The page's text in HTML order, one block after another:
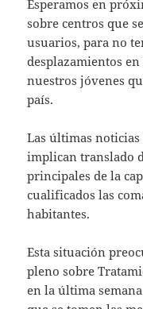
Esperamos en
sobre centros que
usuarios, para no
desplazamientos
nuestros jóvenes
país.
Las últimas
implican translado
principales de la
cualificados las
habitantes.
Esta situación
pleno sobre
en la última